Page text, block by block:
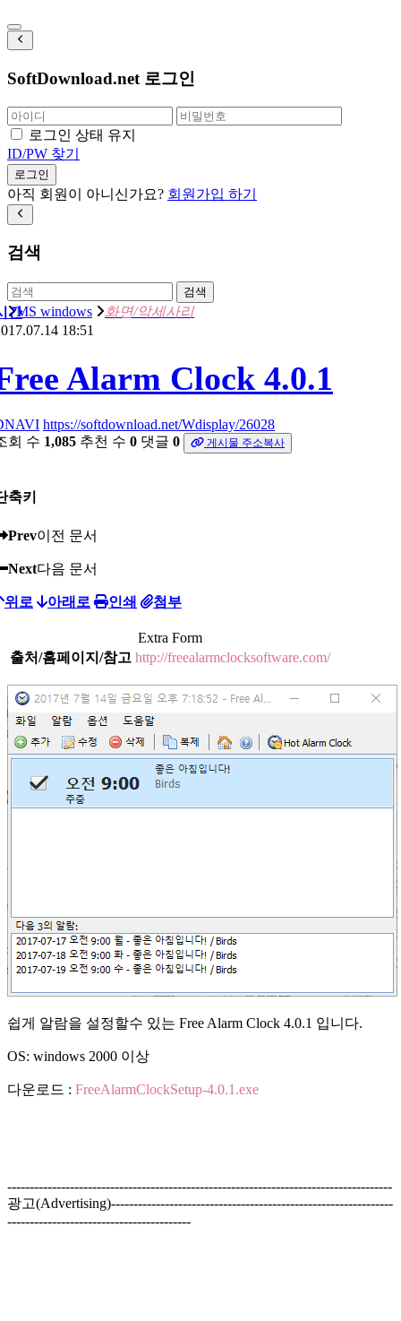
SoftDownload.net 로그인
로그인 상태 유지
ID/PW 찾기
로그인
아직 회원이 아니신가요? 회원가입 하기
검색
검색
MS windows 화면/악세사리
간
18:51
Alarm Clock 4.0.1
https://softdownload.net/Wdisplay/26028
회 수 1,085 추천 수 0 댓글 0 게시물 주소복사
축키
Prev이전 문서
Next다음 문서
위로 아래로 인쇄 첨부
Extra Form
출처/홈페이지/참고 http://freealarmclocksoftware.com/
쉽게 알람을 설정할수 있는 Free Alarm Clock 4.0.1 입니다.
OS: windows 2000 이상
다운로드 : FreeAlarmClockSetup-4.0.1.exe
--------------------------------------------------------------------------------------
광고(Advertising)---------------------------------------------------------------
-----------------------------------------